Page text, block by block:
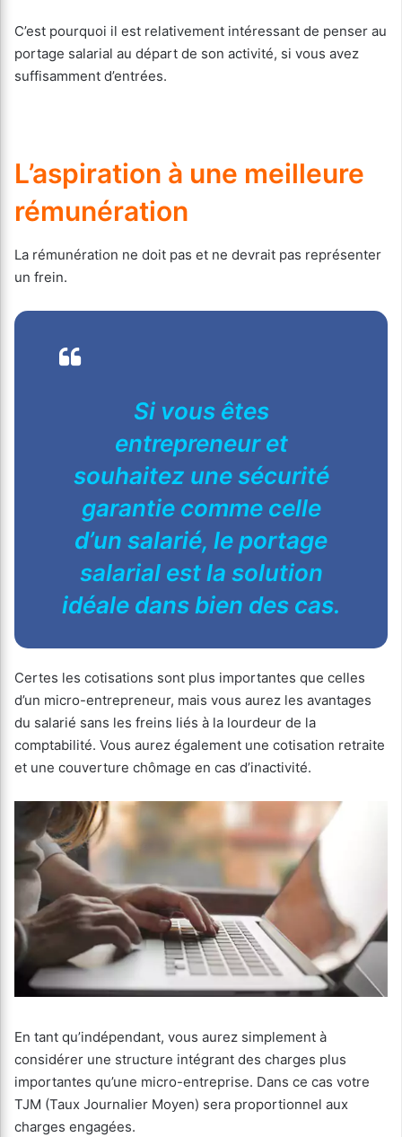
C’est pourquoi il est relativement intéressant de penser au
portage salarial au départ de son activité, si vous avez
suffisamment d’entrées.
L’aspiration à une meilleure
rémunération
La rémunération ne doit pas et ne devrait pas représenter
un frein.
Si vous êtes
entrepreneur et
souhaitez une sécurité
garantie comme celle
d’un salarié, le portage
salarial est la solution
idéale dans bien des cas.
Certes les cotisations sont plus importantes que celles
d’un micro-entrepreneur, mais vous aurez les avantages
du salarié sans les freins liés à la lourdeur de la
comptabilité. Vous aurez également une cotisation retraite
et une couverture chômage en cas d’inactivité.
En tant qu’indépendant, vous aurez simplement à
considérer une structure intégrant des charges plus
importantes qu’une micro-entreprise. Dans ce cas votre
TJM (Taux Journalier Moyen) sera proportionnel aux
charges engagées.